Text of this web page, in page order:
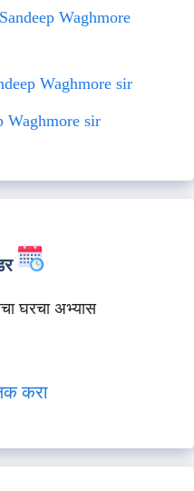
Waghmore
Waghmore sir
Waghmore sir
घरचा अभ्यास
करा